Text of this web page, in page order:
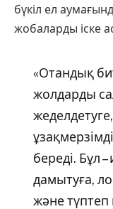
бүкіл ел
жобаларды іске
«Отандық
жолдарды
береді. Бұл
дамытуға,
және түптеп